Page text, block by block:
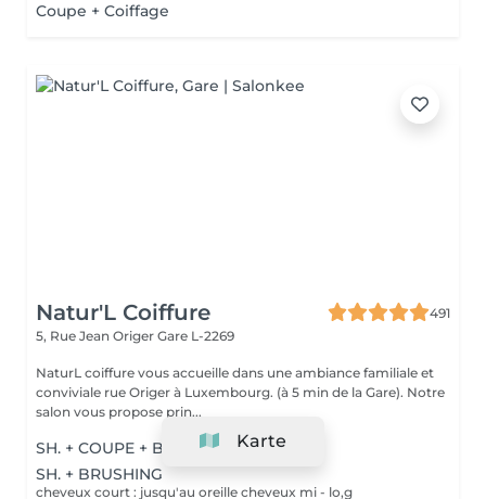
Coupe + Coiffage
Natur'L Coiffure
491
5, Rue Jean Origer Gare L-2269
NaturL coiffure vous accueille dans une ambiance familiale et
conviviale rue Origer à Luxembourg. (à 5 min de la Gare). Notre
salon vous propose prin...
SH. + COUPE + BRUSHING
SH. + BRUSHING
cheveux court : jusqu'au oreille cheveux mi - lo,g
Karte